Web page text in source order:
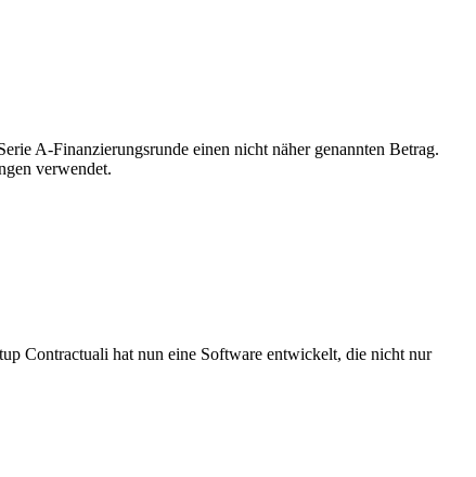
A-Finanzierungsrunde einen nicht näher genannten Betrag.
verwendet.
Contractuali hat nun eine Software entwickelt, die nicht nur